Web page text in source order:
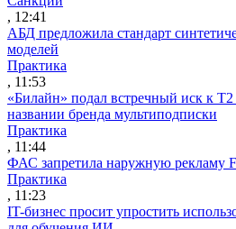
, 12:41
АБД предложила стандарт
моделей
Практика
, 11:53
«Билайн» подал встречный иск к Т2
названии бренда мультиподписки
Практика
, 11:44
ФАС запретила наружную рекламу
Практика
, 11:23
IT-бизнес просит упростить